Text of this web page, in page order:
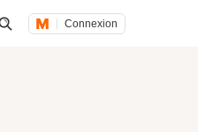
Connexion